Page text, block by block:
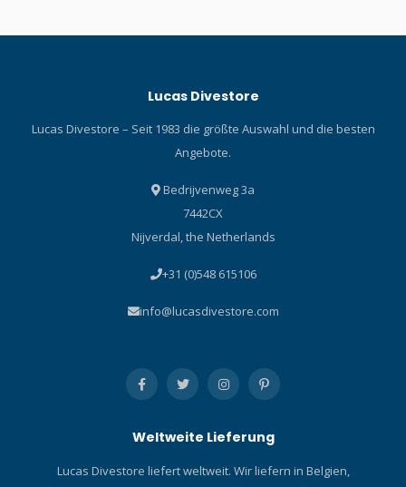
Lucas Divestore
Lucas Divestore – Seit 1983 die größte Auswahl und die besten
Angebote.
Bedrijvenweg 3a
7442CX
Nijverdal, the Netherlands
+31 (0)548 615106
info@lucasdivestore.com
Weltweite Lieferung
Lucas Divestore liefert weltweit. Wir liefern in Belgien,